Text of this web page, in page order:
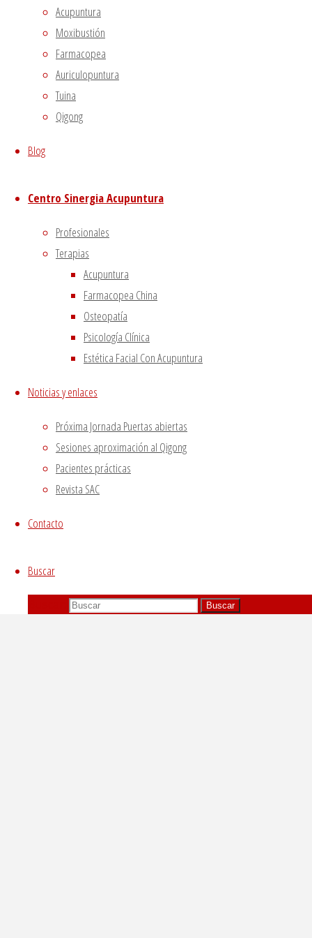
Acupuntura
Moxibustión
Farmacopea
Auriculopuntura
Tuina
Qigong
Blog
Centro Sinergia Acupuntura
Profesionales
Terapias
Acupuntura
Farmacopea China
Osteopatía
Psicología Clínica
Estética Facial Con Acupuntura
Noticias y enlaces
Próxima Jornada Puertas abiertas
Sesiones aproximación al Qigong
Pacientes prácticas
Revista SAC
Contacto
Buscar
Buscar
to opt-out of these cookies. But opting out of some of
these cookies may affect your browsing experience.
Necessary
Necessary
Siempre activado
website to function properly. This category only includes
cookies that ensures basic functionalities and security
Non-necessary
Non-necessary
the website to function and is used specifically to collect
user personal data via analytics, ads, other embedded
contents are termed as non-necessary cookies. It is
mandatory to procure user consent prior to running
these cookies on your website.
GUARDAR Y ACEPTAR